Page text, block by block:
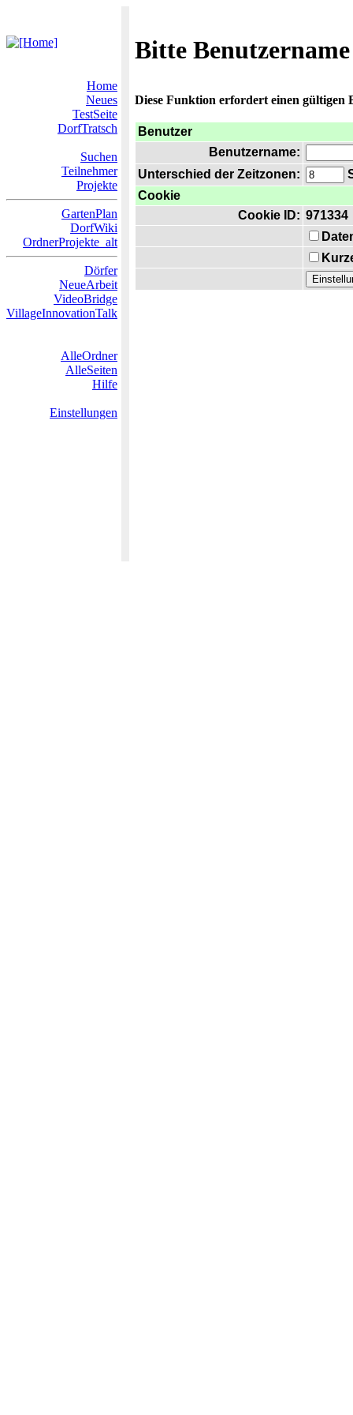
Bitte
Home
Neues
TestSeite
DorfTratsch
Suchen
Teilnehmer
Projekte
GartenPlan
DorfWiki
OrdnerProjekte_alt
Dörfer
NeueArbeit
VideoBridge
VillageInnovationTalk
AlleOrdner
AlleSeiten
Hilfe
Einstellungen
Diese Funktion erfordert einen gültigen
Benutzer
Benutzername:
Unterschied der Zeitzonen:
Cookie
Cookie ID: 971334